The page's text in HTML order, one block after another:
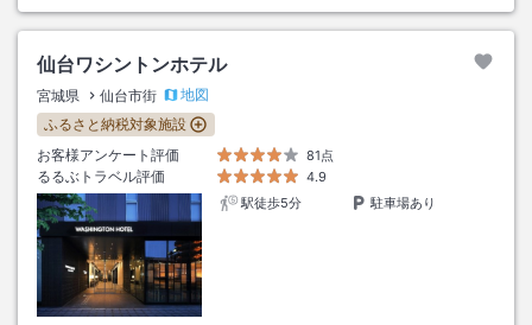
仙台ワシントンホテル
宮城県 仙台市街
地図
ふるさと納税対象施設
お客様アンケート評価
81点
るるぶトラベル評価
4.9
駅徒歩5分
駐車場あり